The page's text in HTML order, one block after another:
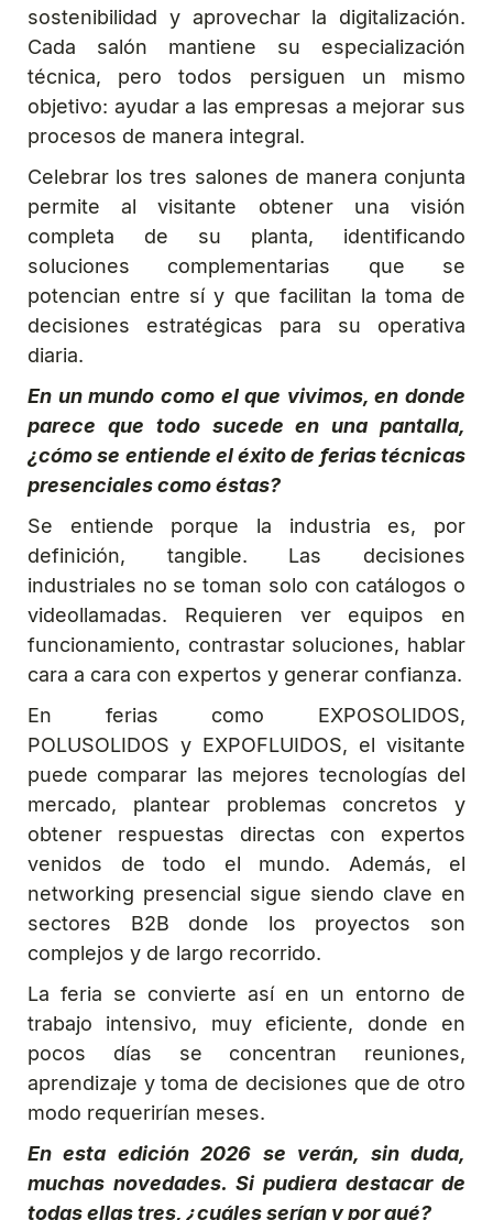
sostenibilidad y aprovechar la digitalización.
Cada salón mantiene su especialización
técnica, pero todos persiguen un mismo
objetivo: ayudar a las empresas a mejorar sus
procesos de manera integral.
Celebrar los tres salones de manera conjunta
permite al visitante obtener una visión
completa de su planta, identificando
soluciones complementarias que se
potencian entre sí y que facilitan la toma de
decisiones estratégicas para su operativa
diaria.
En un mundo como el que vivimos, en donde
parece que todo sucede en una pantalla,
¿cómo se entiende el éxito de ferias técnicas
presenciales como éstas?
Se entiende porque la industria es, por
definición, tangible. Las decisiones
industriales no se toman solo con catálogos o
videollamadas. Requieren ver equipos en
funcionamiento, contrastar soluciones, hablar
cara a cara con expertos y generar confianza.
En ferias como EXPOSOLIDOS,
POLUSOLIDOS y EXPOFLUIDOS, el visitante
puede comparar las mejores tecnologías del
mercado, plantear problemas concretos y
obtener respuestas directas con expertos
venidos de todo el mundo. Además, el
networking presencial sigue siendo clave en
sectores B2B donde los proyectos son
complejos y de largo recorrido.
La feria se convierte así en un entorno de
trabajo intensivo, muy eficiente, donde en
pocos días se concentran reuniones,
aprendizaje y toma de decisiones que de otro
modo requerirían meses.
En esta edición 2026 se verán, sin duda,
muchas novedades. Si pudiera destacar de
todas ellas tres, ¿cuáles serían y por qué?